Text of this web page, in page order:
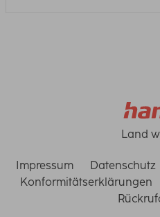
Land
Impressum Datenschutz
Konformitätserklärungen